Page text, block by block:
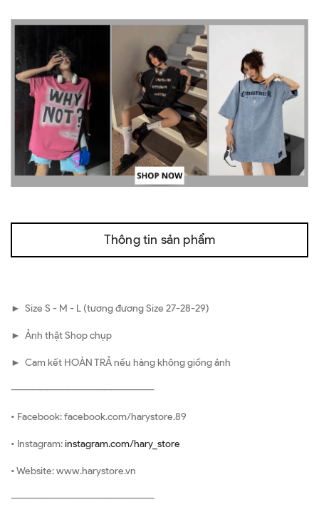
Thông tin sản phẩm
► Size S - M - L (tương đương Size 27-28-29)
► Ảnh thật Shop chụp
► Cam kết HOÀN TRẢ nếu hàng không giống ảnh
————————————————————
• Facebook: facebook.com/harystore.89
• Instagram:instagram.com/hary_store
• Website: www.harystore.vn
————————————————————